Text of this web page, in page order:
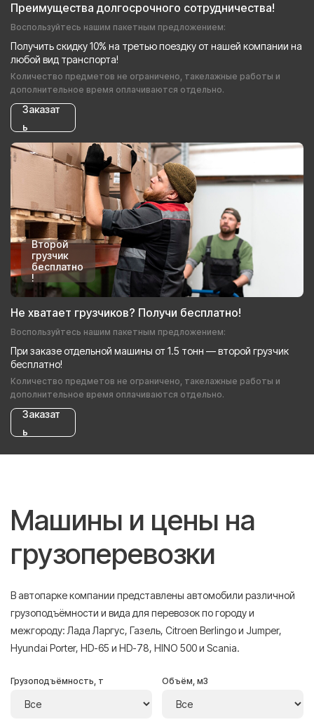
Преимущества долгосрочного сотрудничества!
Воспользуйтесь нашим пакетным предложением:
Получить скидку 10% на третью поездку от нашей компании на
любой вид транспорта!
Количество предметов не ограничено, такелажные работы и
дополнительное время оплачиваются отдельно.
Заказат
ь
Второй
грузчик
бесплатно
!
Не хватает грузчиков? Получи бесплатно!
Воспользуйтесь нашим пакетным предложением:
При заказе отдельной машины от 1.5 тонн — второй грузчик
бесплатно!
Количество предметов не ограничено, такелажные работы и
дополнительное время оплачиваются отдельно.
Заказат
ь
Машины и цены на
грузоперевозки
В автопарке компании представлены автомобили различной
грузоподъёмности и вида для перевозок по городу и
межгороду: Лада Ларгус, Газель, Citroen Berlingo и Jumper,
Hyundai Porter, HD-65 и HD-78, HINO 500 и Scania.
Грузоподъёмность, т Объём, м3